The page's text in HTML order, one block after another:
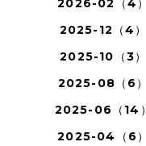
2026-02（4）
2025-12（4）
2025-10（3）
2025-08（6）
2025-06（14）
2025-04（6）